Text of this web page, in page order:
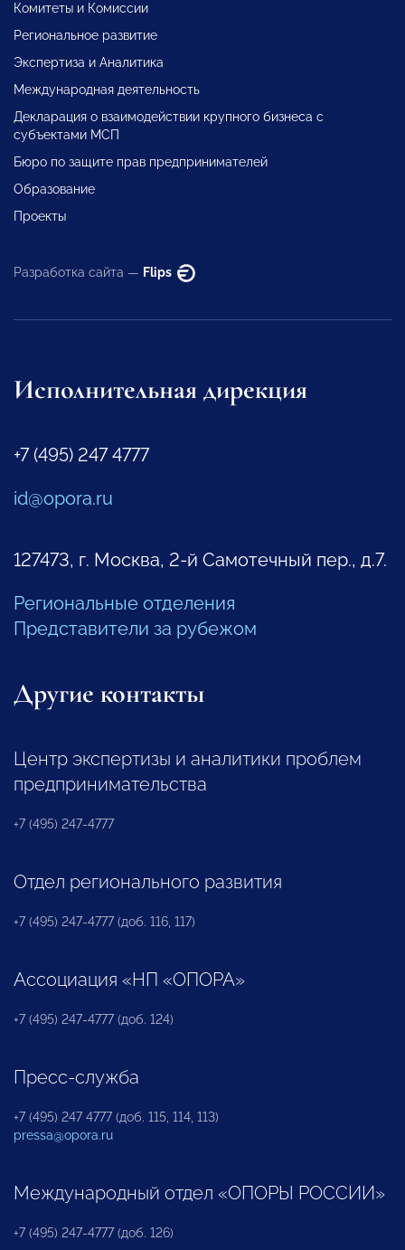
Комитеты и Комиссии
Региональное развитие
Экспертиза и Аналитика
Международная деятельность
Декларация о взаимодействии крупного бизнеса с
субъектами МСП
Бюро по защите прав предпринимателей
Образование
Проекты
Разработка сайта — Flips
Исполнительная дирекция
+7 (495) 247 4777
id@opora.ru
127473, г. Москва, 2-й Самотечный пер., д.7.
Региональные отделения
Представители за рубежом
Другие контакты
Центр экспертизы и аналитики проблем
предпринимательства
+7 (495) 247-4777
Отдел регионального развития
+7 (495) 247-4777 (доб. 116, 117)
Ассоциация «НП «ОПОРА»
+7 (495) 247-4777 (доб. 124)
Пресс-служба
+7 (495) 247 4777 (доб. 115, 114, 113)
pressa@opora.ru
Международный отдел «ОПОРЫ РОССИИ»
+7 (495) 247-4777 (доб. 126)